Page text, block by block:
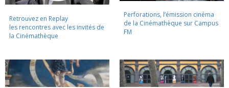
Retrouvez en Replay
les rencontres avec les invités de
la Cinémathèque
Perforations, l’émission cinéma
de la Cinémathèque sur Campus
FM